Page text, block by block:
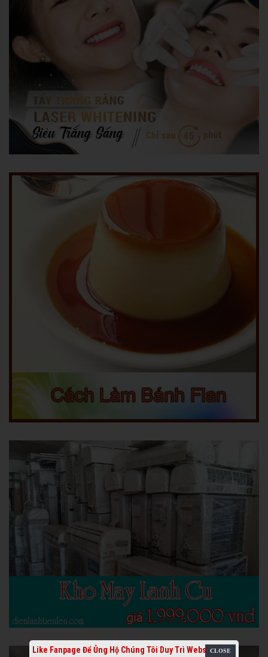
Like Fanpage Để Ủng Hộ Chúng Tôi Duy Trì Website